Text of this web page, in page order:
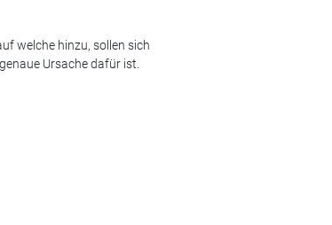
welche hinzu, sollen sich
Ursache dafür ist.